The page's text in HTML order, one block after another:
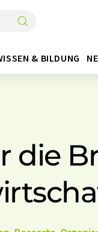
& BILDUNG
die